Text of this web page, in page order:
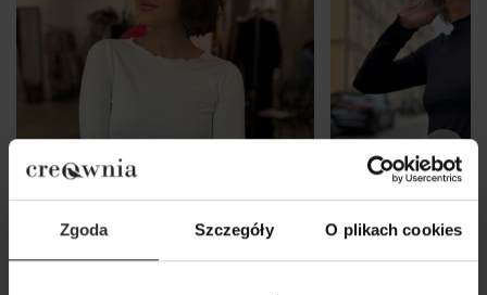
Zgoda Szczegóły O plikach cookies